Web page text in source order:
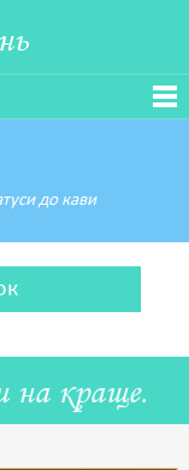
до кави
на краще.